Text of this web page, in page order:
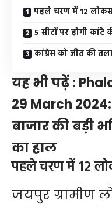
पहले चरण में 12
5 सीटों पर होगी कांटे
कांग्रेस को जीत की
यह भी पढ़ें :
29 March 2024:
बाजार की बड़ी
का हाल
पहले चरण में 12
जयपुर ग्रामीण